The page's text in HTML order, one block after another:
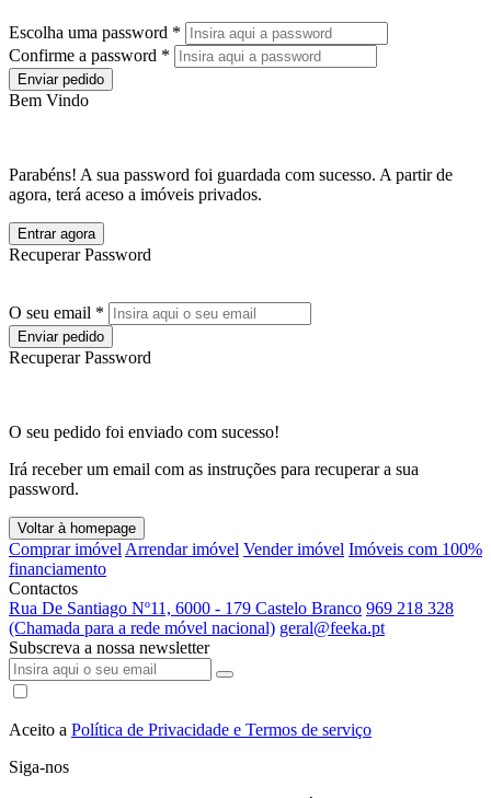
Escolha uma password *
Confirme a password *
Enviar pedido
Bem Vindo
Parabéns! A sua password foi guardada com sucesso. A partir de
agora, terá aceso a imóveis privados.
Entrar agora
Recuperar Password
O seu email *
Enviar pedido
Recuperar Password
O seu pedido foi enviado com sucesso!
Irá receber um email com as instruções para recuperar a sua
password.
Voltar à homepage
Comprar imóvel Arrendar imóvel Vender imóvel Imóveis com 100%
financiamento
Contactos
Rua De Santiago Nº11, 6000 - 179 Castelo Branco 969 218 328
(Chamada para a rede móvel nacional) geral@feeka.pt
Subscreva a nossa newsletter
Aceito a Política de Privacidade e Termos de serviço
Siga-nos